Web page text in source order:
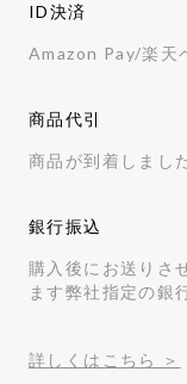
ID決済
Amazon Pay/楽天
商品代引
商品が到着しまし
銀行振込
購入後にお送りさ
ます弊社指定の銀
詳しくはこちら ＞